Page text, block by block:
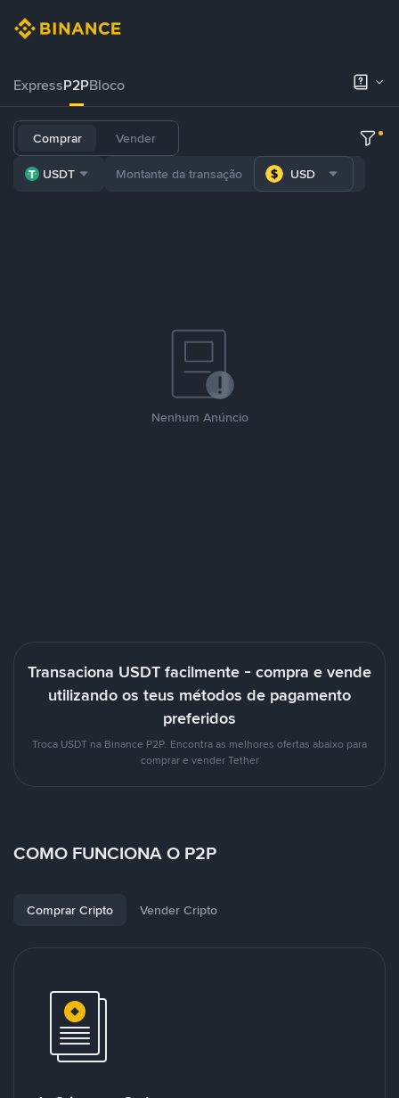
ExpressP2PBloco
Comprar Vender
USDT USD
Nenhum Anúncio
Transaciona USDT facilmente - compra e vende
utilizando os teus métodos de pagamento
preferidos
Troca USDT na Binance P2P. Encontra as melhores ofertas abaixo para
comprar e vender Tether
COMO FUNCIONA O P2P
Comprar Cripto Vender Cripto